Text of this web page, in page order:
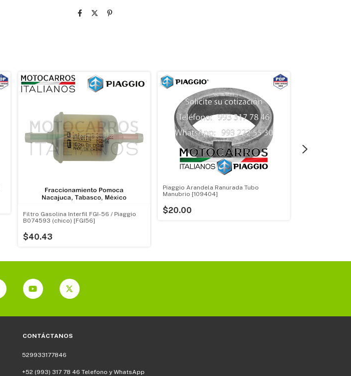
Filtro Gasolina Interfil FGI-56 / Piaggio
B074593 (chico) [FGI56]
$40.43
Piaggio Arandela Ranurada Tubo
Manubrio [109404]
$20.00
CONTÁCTANOS
529933177846
+52 (993) 317 78 46 Telefono y WhatsApp